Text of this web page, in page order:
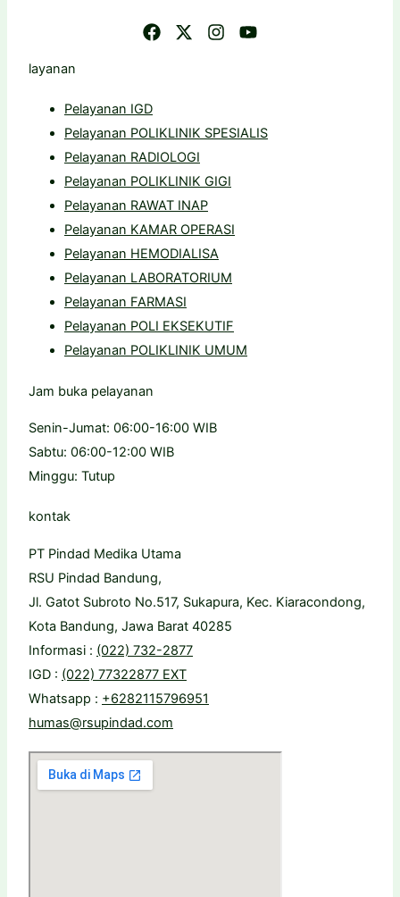
layanan
Pelayanan IGD
Pelayanan POLIKLINIK SPESIALIS
Pelayanan RADIOLOGI
Pelayanan POLIKLINIK GIGI
Pelayanan RAWAT INAP
Pelayanan KAMAR OPERASI
Pelayanan HEMODIALISA
Pelayanan LABORATORIUM
Pelayanan FARMASI
Pelayanan POLI EKSEKUTIF
Pelayanan POLIKLINIK UMUM
Jam buka pelayanan
Senin-Jumat: 06:00-16:00 WIB
Sabtu: 06:00-12:00 WIB
Minggu: Tutup
kontak
PT Pindad Medika Utama
RSU Pindad Bandung,
Jl. Gatot Subroto No.517, Sukapura, Kec. Kiaracondong,
Kota Bandung, Jawa Barat 40285
Informasi : (022) 732-2877
IGD : (022) 77322877 EXT
Whatsapp : +6282115796951
humas@rsupindad.com